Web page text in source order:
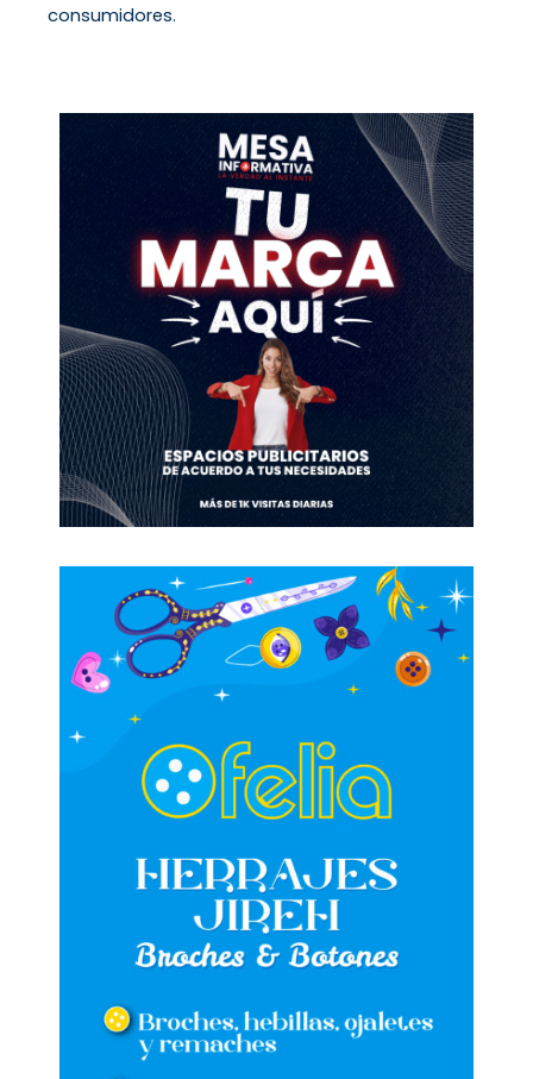
consumidores.